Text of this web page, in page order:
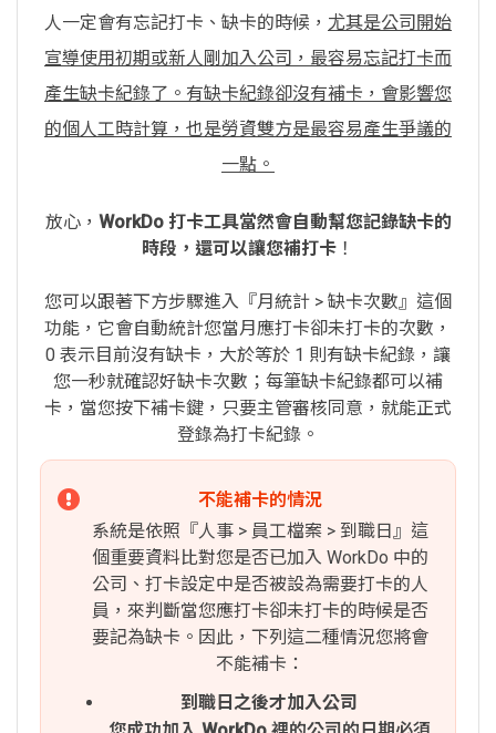
人一定會有忘記打卡、缺卡的時候， 尤其是公司開始
宣導使用初期或新人剛加入公司，最容易忘記打卡而
產生缺卡紀錄了。有缺卡紀錄卻沒有補卡，會影響您
的個人工時計算，也是勞資雙方是最容易產生爭議的
一點。
放心， WorkDo 打卡工具當然會自動幫您記錄缺卡的
時段，還可以讓您補打卡 ！
您可以跟著下方步驟進入『月統計 > 缺卡次數』這個
功能，它會自動統計您當月應打卡卻未打卡的次數，
0 表示目前沒有缺卡，大於等於 1 則有缺卡紀錄，讓
您一秒就確認好缺卡次數；每筆缺卡紀錄都可以補
卡，當您按下補卡鍵，只要主管審核同意，就能正式
登錄為打卡紀錄。
不能補卡的情況
系統是依照『人事 > 員工檔案 > 到職日』這
個重要資料比對您是否已加入 WorkDo 中的
公司、打卡設定中是否被設為需要打卡的人
員，來判斷當您應打卡卻未打卡的時候是否
要記為缺卡。因此，下列這二種情況您將會
不能補卡：
到職日之後才加入公司